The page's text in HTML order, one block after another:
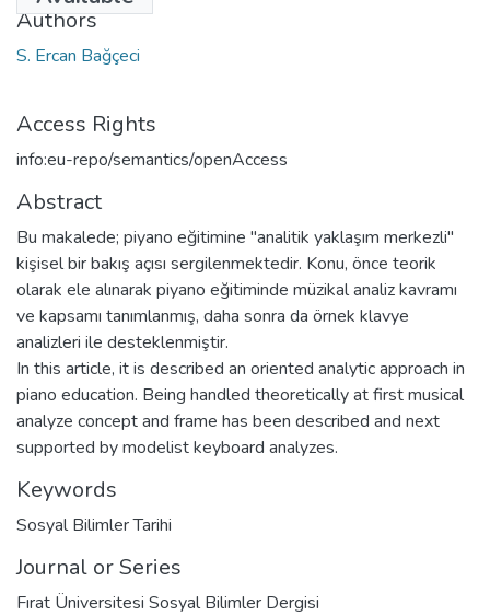
Authors
S. Ercan Bağçeci
Access Rights
info:eu-repo/semantics/openAccess
Abstract
Bu makalede; piyano eğitimine "analitik yaklaşım merkezli"
kişisel bir bakış açısı sergilenmektedir. Konu, önce teorik
olarak ele alınarak piyano eğitiminde müzikal analiz kavramı
ve kapsamı tanımlanmış, daha sonra da örnek klavye
analizleri ile desteklenmiştir.
In this article, it is described an oriented analytic approach in
piano education. Being handled theoretically at first musical
analyze concept and frame has been described and next
supported by modelist keyboard analyzes.
Keywords
Sosyal Bilimler Tarihi
Journal or Series
Fırat Üniversitesi Sosyal Bilimler Dergisi